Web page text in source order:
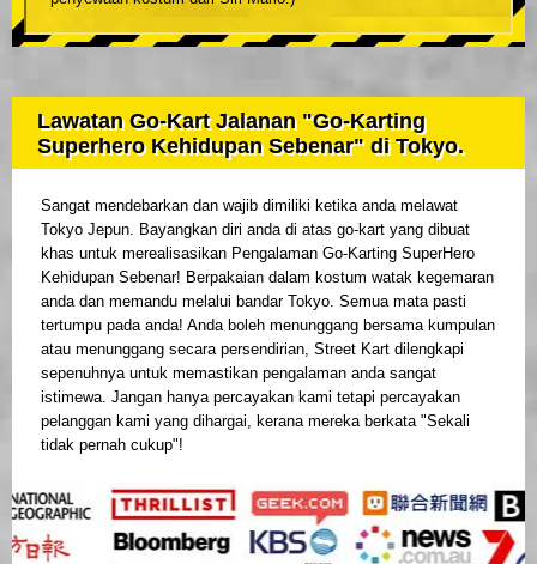
Lawatan Go-Kart Jalanan "Go-Karting
Superhero Kehidupan Sebenar" di Tokyo.
Sangat mendebarkan dan wajib dimiliki ketika anda melawat
Tokyo Jepun. Bayangkan diri anda di atas go-kart yang dibuat
khas untuk merealisasikan Pengalaman Go-Karting SuperHero
Kehidupan Sebenar! Berpakaian dalam kostum watak kegemaran
anda dan memandu melalui bandar Tokyo. Semua mata pasti
tertumpu pada anda! Anda boleh menunggang bersama kumpulan
atau menunggang secara persendirian, Street Kart dilengkapi
sepenuhnya untuk memastikan pengalaman anda sangat
istimewa. Jangan hanya percayakan kami tetapi percayakan
pelanggan kami yang dihargai, kerana mereka berkata "Sekali
tidak pernah cukup"!